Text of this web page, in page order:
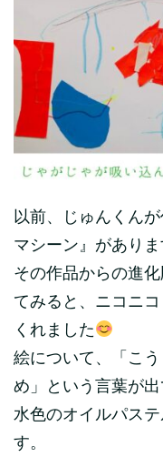
以前、じゅんくん
マシーン』がありま
その作品からの進
てみると、ニコニ
くれました
絵について、「こ
め」という言葉が出
水色のオイルパス
す。